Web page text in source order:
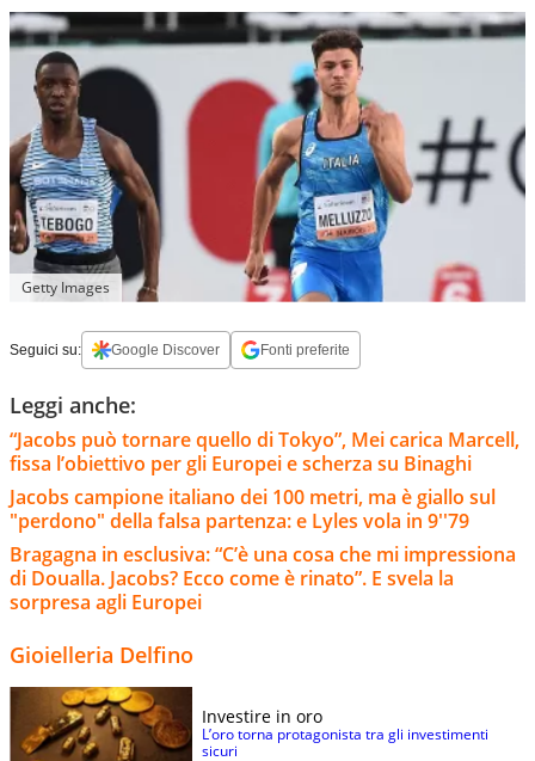
Getty Images
Seguici su: Google Discover Fonti preferite
Leggi anche:
“Jacobs può tornare quello di Tokyo”, Mei carica Marcell,
fissa l’obiettivo per gli Europei e scherza su Binaghi
Jacobs campione italiano dei 100 metri, ma è giallo sul
"perdono" della falsa partenza: e Lyles vola in 9''79
Bragagna in esclusiva: “C’è una cosa che mi impressiona
di Doualla. Jacobs? Ecco come è rinato”. E svela la
sorpresa agli Europei
Gioielleria Delfino
Investire in oro
L’oro torna protagonista tra gli investimenti
sicuri